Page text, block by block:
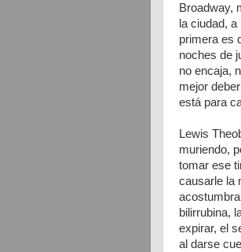
Broadway,
la ciudad,
primera es
noches de
no encaja,
mejor
está para
Lewis
muriendo,
tomar ese
causarle la
bilirrubina,
expirar, el
al darse